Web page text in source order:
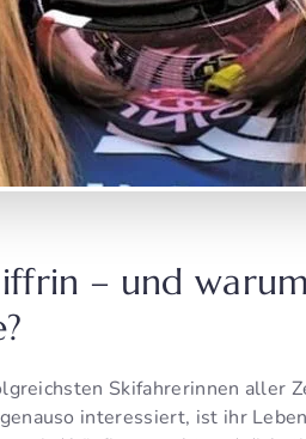
– und
Skifahrerinnen aller
interessiert, ist ihr